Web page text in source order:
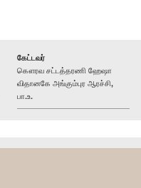
கேட்டவர்
கௌரவ சட்டத்தரணி ஹேஷா
விதானகே அங்கும்புர ஆரச்சி,
பா.உ.